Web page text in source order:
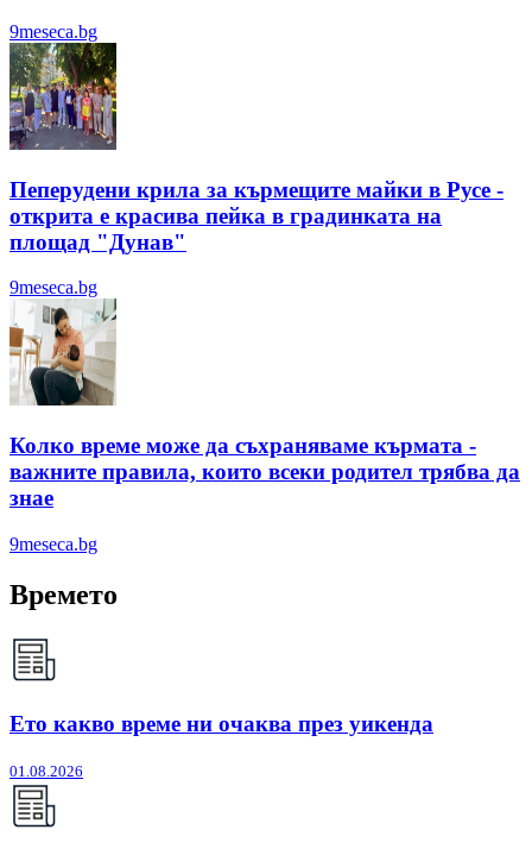
9meseca.bg
Пеперудени крила за кърмещите майки в Русе -
открита е красива пейка в градинката на
площад "Дунав"
9meseca.bg
Колко време може да съхраняваме кърмата -
важните правила, които всеки родител трябва да
знае
9meseca.bg
Времето
Ето какво време ни очаква през уикенда
01.08.2026